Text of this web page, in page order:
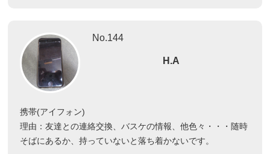
No.144
H.A
携帯(アイフォン)
理由：友達との連絡交換、バスケの情報、他色々・・・随時
そばにあるか、持っていないと落ち着かないです。